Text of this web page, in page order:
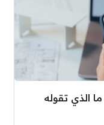
الذي تقوله